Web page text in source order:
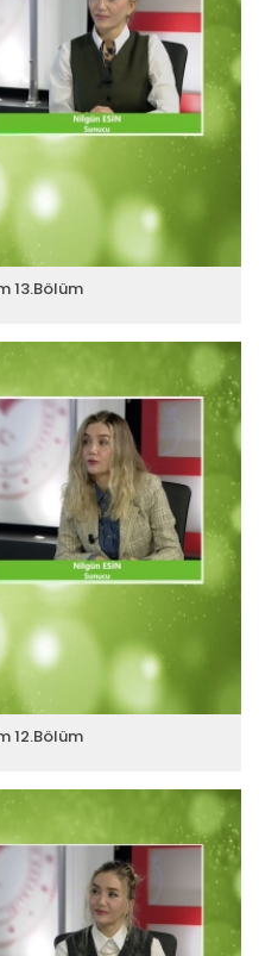
13.Bölüm
12.Bölüm